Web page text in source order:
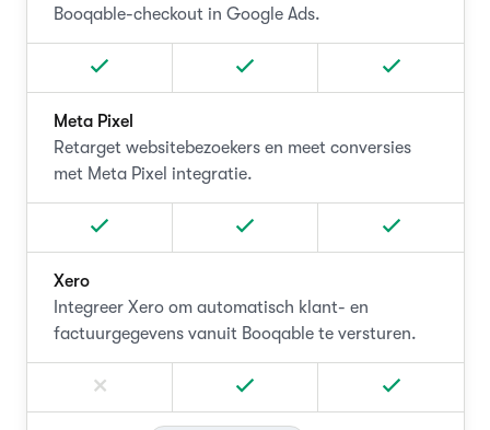
Booqable-checkout in Google Ads.
Meta Pixel
Retarget websitebezoekers en meet conversies
met Meta Pixel integratie.
Xero
Integreer Xero om automatisch klant- en
factuurgegevens vanuit Booqable te versturen.